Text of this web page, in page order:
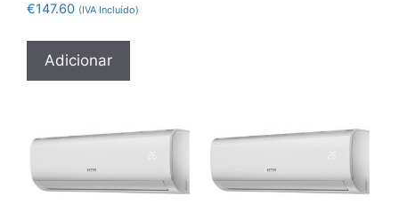
€147.60 (IVA Incluído)
Adicionar